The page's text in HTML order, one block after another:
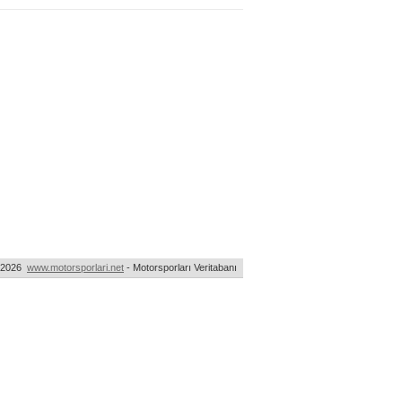
www.motorsporlari.net - Motorsporları Veritabanı